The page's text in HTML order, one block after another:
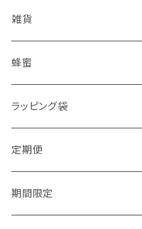
雑貨
蜂蜜
ラッピング袋
定期便
期間限定